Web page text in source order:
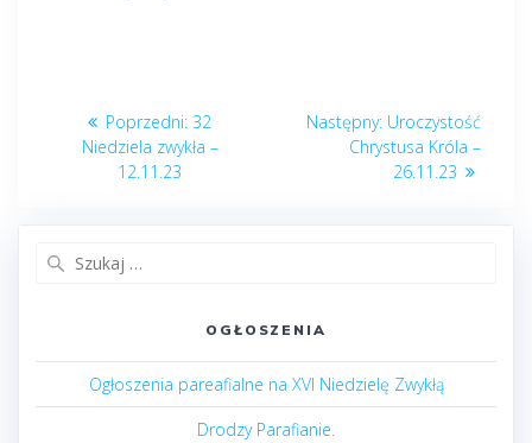
Nawigacja
wpisu
Poprzedni: Poprzedni
post:
32
Niedziela zwykła –
12.11.23
Następny: Następny
post:
Uroczystość
Chrystusa Króla –
26.11.23
OGŁOSZENIA
Ogłoszenia pareafialne na XVI Niedzielę Zwykłą
Drodzy Parafianie.